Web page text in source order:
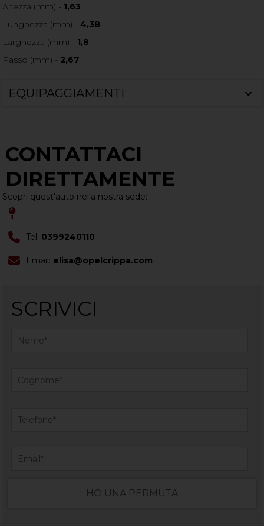
Altezza (mm) - 1,63
Lunghezza (mm) -4,38
Larghezza (mm) - 1,8
Passo (mm) - 2,67
EQUIPAGGIAMENTI
CONTATTACI
DIRETTAMENTE
Scopri quest'auto nella nostra sede:
Tel. 0399240110
Email: elisa@opelcrippa.com
SCRIVICI
HO UNA PERMUTA